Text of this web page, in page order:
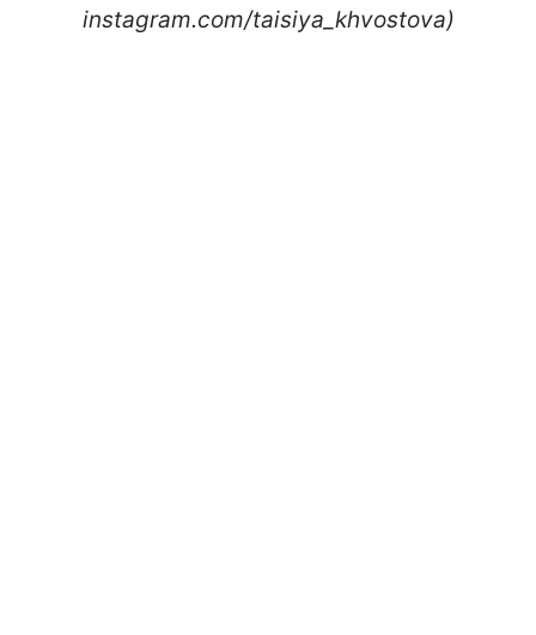
instagram.com/taisiya_khvostova)